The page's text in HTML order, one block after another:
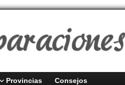
Provincias Consejos